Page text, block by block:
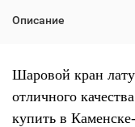
Описание
Шаровой кран
отличного
купить в